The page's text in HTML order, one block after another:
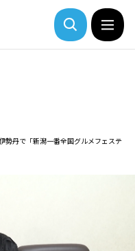
勢丹で「新潟一番全国グルメフェステ